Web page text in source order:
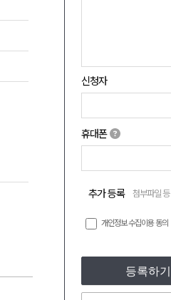
신청자
휴대폰
추가 등록 첨부파일 등
개인정보 수집이용 동의
등록하기